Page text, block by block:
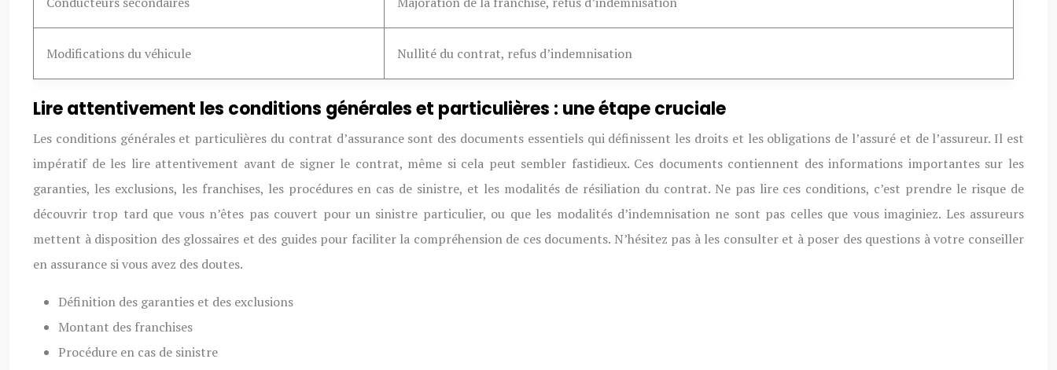
Modifications du véhicule Nullité du contrat, refus d’indemnisation
Lire attentivement les conditions générales et particulières : une étape cruciale
Les conditions générales et particulières du contrat d’assurance sont des documents essentiels qui définissent les droits et les obligations de l’assuré et de l’assureur. Il est
impératif de les lire attentivement avant de signer le contrat, même si cela peut sembler fastidieux. Ces documents contiennent des informations importantes sur les
garanties, les exclusions, les franchises, les procédures en cas de sinistre, et les modalités de résiliation du contrat. Ne pas lire ces conditions, c’est prendre le risque de
découvrir trop tard que vous n’êtes pas couvert pour un sinistre particulier, ou que les modalités d’indemnisation ne sont pas celles que vous imaginiez. Les assureurs
mettent à disposition des glossaires et des guides pour faciliter la compréhension de ces documents. N’hésitez pas à les consulter et à poser des questions à votre conseiller
en assurance si vous avez des doutes.
Définition des garanties et des exclusions
Montant des franchises
Procédure en cas de sinistre